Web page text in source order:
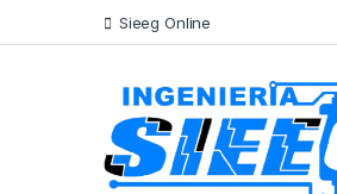
Sieeg Online